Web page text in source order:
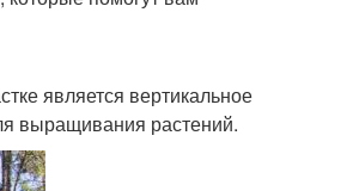
является вертикальное
выращивания растений.